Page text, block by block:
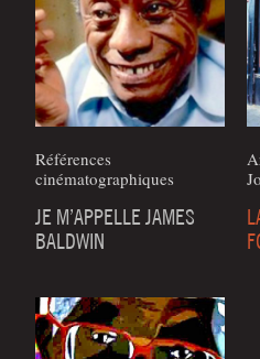
Références
cinématographiques
JE M’APPELLE JAMES
BALDWIN